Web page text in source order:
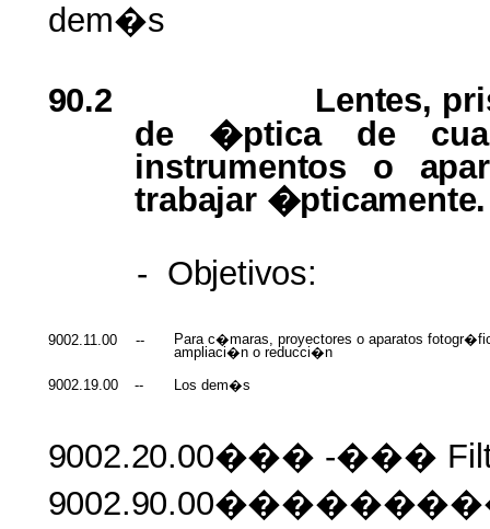
dem�s
90.2
Lentes,
de �ptica de
instrumentos o
trabajar �pticamente.
- Objetivos:
9002.11.00 --
Para c�maras, proyectores o aparatos
ampliaci�n o reducci�n
9002.19.00 -- Los dem�s
9002.20.00��� -���